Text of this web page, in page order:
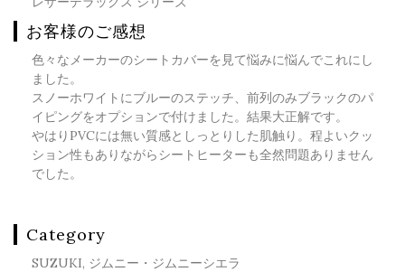
お客様のご感想
色々なメーカーのシートカバーを見て悩みに悩んでこれにし
ました。
スノーホワイトにブルーのステッチ、前列のみブラックのパ
イピングをオプションで付けました。結果大正解です。
やはりPVCには無い質感としっとりした肌触り。程よいクッ
ション性もありながらシートヒーターも全然問題ありません
でした。
Category
SUZUKI, ジムニー・ジムニーシエラ